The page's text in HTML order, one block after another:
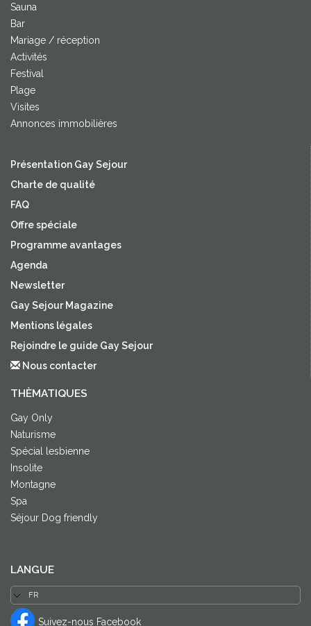
Sauna
Bar
Mariage / réception
Activités
Festival
Plage
Visites
Annonces immobilières
Présentation Gay Sejour
Charte de qualité
FAQ
Offre spéciale
Programme avantages
Agenda
Newsletter
Gay Sejour Magazine
Mentions légales
Rejoindre le guide Gay Sejour
Nous contacter
THÈMATIQUES
Gay Only
Naturisme
Spécial lesbienne
Insolite
Montagne
Spa
Séjour Dog friendly
LANGUE
Suivez-nous Facebook